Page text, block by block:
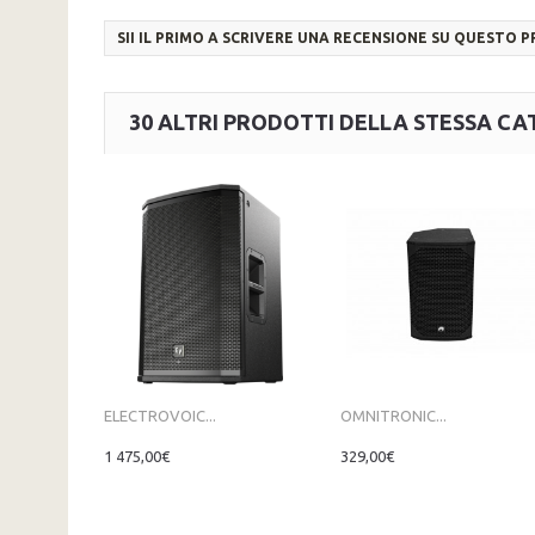
SII IL PRIMO A SCRIVERE UNA RECENSIONE SU QUESTO
30 ALTRI PRODOTTI DELLA STESSA
ELECTROVOIC...
1 475,00€
OMNITRONIC...
329,00€